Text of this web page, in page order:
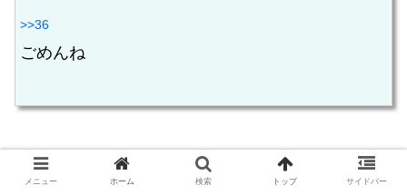
>>36
ごめんね
風吹けば名無し2018/04/06(金) 19:04:22.55
ID:gDawimKCd.net
メニュー ホーム 検索 トップ サイドバー